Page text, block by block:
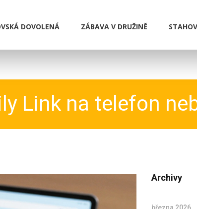
DOVOLENÁ ZÁBAVA V DRUŽINĚ
Link na telefon
Archivy